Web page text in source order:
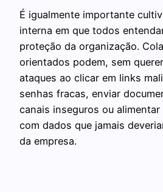
É igualmente importante
interna em que todos
proteção da organização.
orientados podem, sem
ataques ao clicar em links
senhas fracas, enviar
canais inseguros ou
com dados que jamais
da empresa.